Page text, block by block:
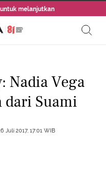
melanjutkan
Nadia Vega
dari Suami
Juli 2017, 17:01 WIB